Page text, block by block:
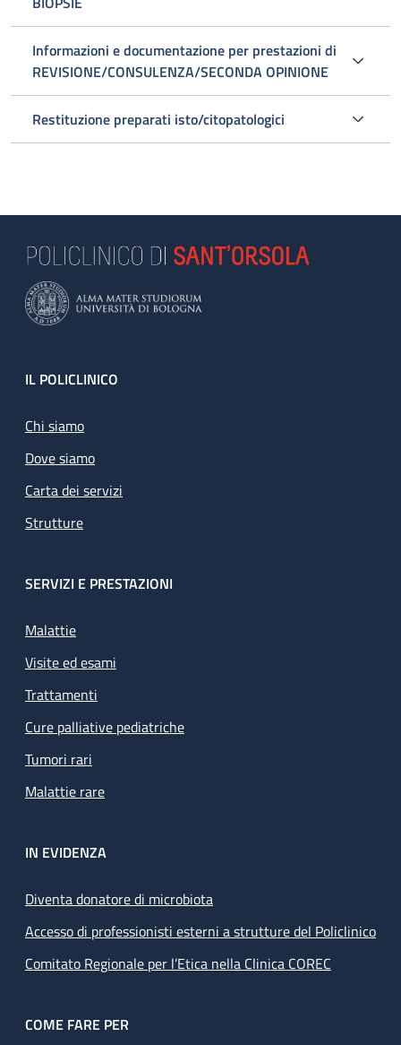
Informazioni e documentazione per prestazioni di
REVISIONE/CONSULENZA/SECONDA OPINIONE
Restituzione preparati isto/citopatologici
Footer
IL POLICLINICO
Chi siamo
Dove siamo
Carta dei servizi
Strutture
SERVIZI E PRESTAZIONI
Malattie
Visite ed esami
Trattamenti
Cure palliative pediatriche
Tumori rari
Malattie rare
IN EVIDENZA
Diventa donatore di microbiota
Accesso di professionisti esterni a strutture del Policlinico
Comitato Regionale per l’Etica nella Clinica COREC
COME FARE PER